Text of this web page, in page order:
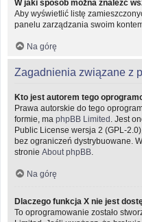
W jaki sposób można znaleźć
Aby wyświetlić listę
panelu zarządzania swoim
Na górę
Zagadnienia związane z
Kto jest autorem tego
Prawa autorskie do tego
formie, ma phpBB Limited . Jest
Public License wersja 2 (GPL-
bez ograniczeń dystrybuowane.
stronie About phpBB
Na górę
Dlaczego funkcja X nie jest
To oprogramowanie zostało